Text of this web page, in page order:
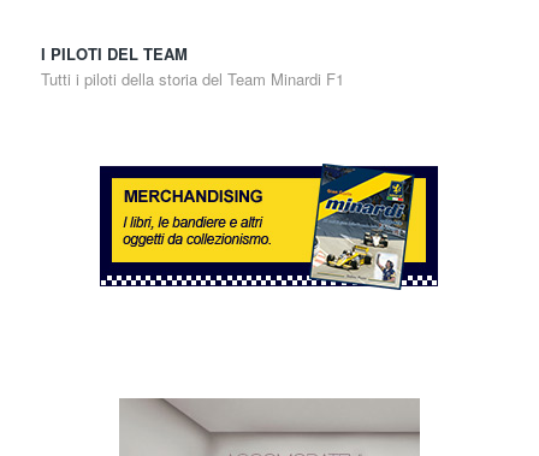
I PILOTI DEL TEAM
Tutti i piloti della storia del Team Minardi F1